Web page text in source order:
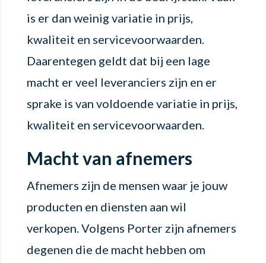
is er dan weinig variatie in prijs,
kwaliteit en servicevoorwaarden.
Daarentegen geldt dat bij een lage
macht er veel leveranciers zijn en er
sprake is van voldoende variatie in prijs,
kwaliteit en servicevoorwaarden.
Macht van afnemers
Afnemers zijn de mensen waar je jouw
producten en diensten aan wil
verkopen. Volgens Porter zijn afnemers
degenen die de macht hebben om